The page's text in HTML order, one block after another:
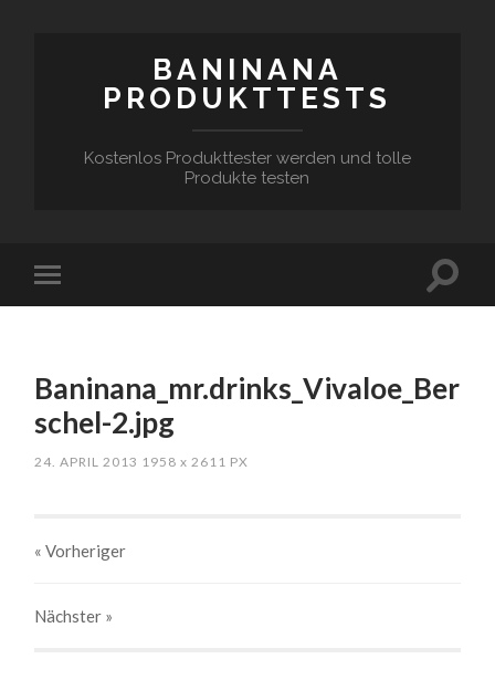
BANINANA
PRODUKTTESTS
Kostenlos Produkttester werden und tolle
Produkte testen
Baninana_mr.drinks_Vivaloe_Ber
schel-2.jpg
24. APRIL 2013 1958x 2611 PX
« Vorheriger
Nächster »